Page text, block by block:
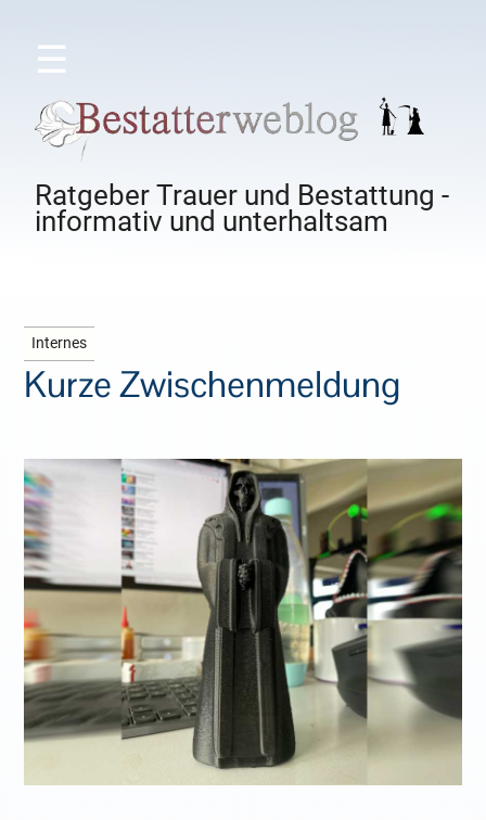
☰
Ratgeber Trauer und Bestattung -
informativ und unterhaltsam
Internes
Kurze Zwischenmeldung